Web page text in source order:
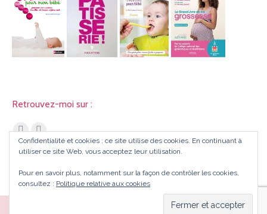
Retrouvez-moi sur :
Trouvez nous sur :
Facebook
page
in
Instagram
page
in
Copyright Au cœur d'une maman - Tous droits réservés
Confidentialité et cookies : ce site utilise des cookies. En continuant à
utiliser ce site Web, vous acceptez leur utilisation.
Pour en savoir plus, notamment sur la façon de contrôler les cookies,
consultez : Politique relative aux cookies